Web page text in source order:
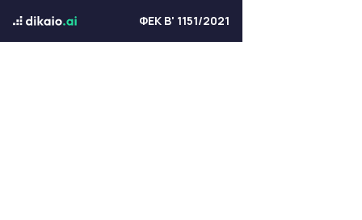
ΦΕΚ Β' 1151/2021